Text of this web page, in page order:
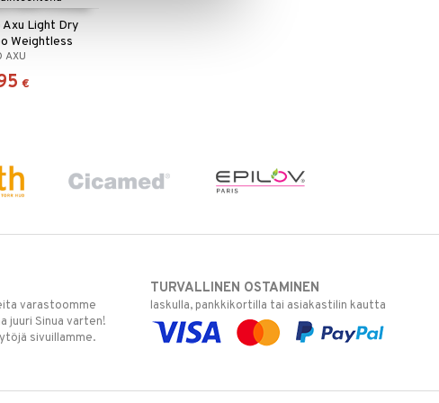
Light Dry
Weightless
AXU
€
varastoomme
juuri Sinua varten!
sivuillamme.
TURVALLINEN OSTAMINEN
laskulla, pankkikortilla tai asiakastilin kautta